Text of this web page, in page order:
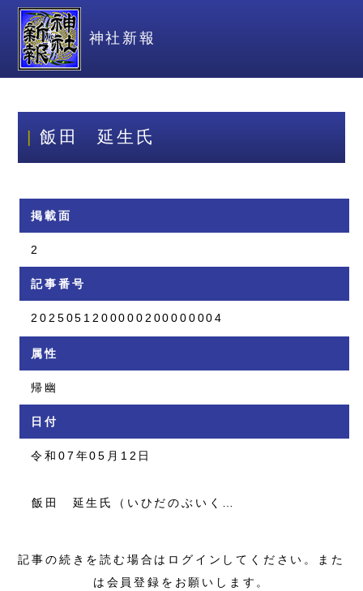
神社新報
飯田 延生氏
掲載面
2
記事番号
2025051200000200000004
属性
帰幽
日付
令和07年05月12日
飯田 延生氏（いひだのぶいく…
記事の続きを読む場合はログインしてください。また
は会員登録をお願いします。